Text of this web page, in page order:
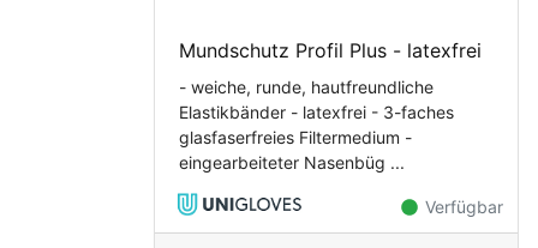
Mundschutz Profil Plus - latexfrei
- weiche, runde, hautfreundliche
Elastikbänder - latexfrei - 3-faches
glasfaserfreies Filtermedium -
eingearbeiteter Nasenbüg ...
Verfügbar